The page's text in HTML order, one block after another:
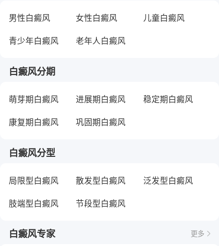
男性白癜风 女性白癜风
儿童白癜风
青少年白癜风
老年人白癜风
白癜风分期
萌芽期白癜风 进展期白癜风
稳定期白癜风
康复期白癜风
巩固期白癜风
白癜风分型
局限型白癜风 散发型白癜风
泛发型白癜风
肢端型白癜风
节段型白癜风
白癜风专家 更多